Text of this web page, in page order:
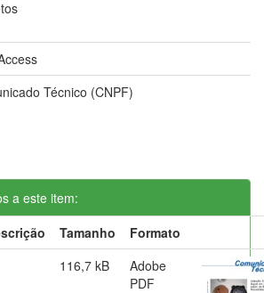
Técnico (CNPF)
a este item:
Tamanho
Formato
116,7 kB
Adobe
PDF